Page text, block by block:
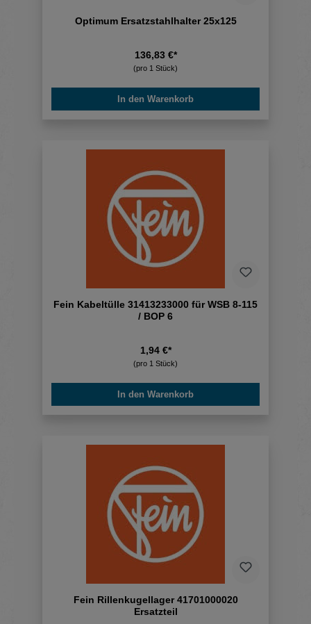
Optimum Ersatzstahlhalter 25x125
136,83 €*
(pro 1 Stück)
In den Warenkorb
Fein Kabeltülle 31413233000 für WSB 8-115
/ BOP 6
1,94 €*
(pro 1 Stück)
In den Warenkorb
Fein Rillenkugellager 41701000020
Ersatzteil